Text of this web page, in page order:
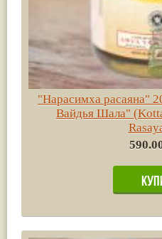
"Нарасимха расаяна"
Вайдья Шала"